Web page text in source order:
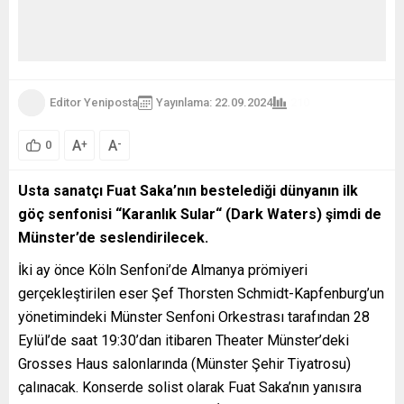
Editor Yeniposta Yayınlama: 22.09.2024
0 A+ A-
Usta sanatçı Fuat Saka’nın bestelediği dünyanın ilk
göç senfonisi “Karanlık Sular“ (Dark Waters) şimdi de
Münster’de seslendirilecek.
İki ay önce Köln Senfoni’de Almanya prömiyeri
gerçekleştirilen eser Şef Thorsten Schmidt-Kapfenburg’un
yönetimindeki Münster Senfoni Orkestrası tarafından 28
Eylül’de saat 19:30’dan itibaren Theater Münster’deki
Grosses Haus salonlarında (Münster Şehir Tiyatrosu)
çalınacak. Konserde solist olarak Fuat Saka’nın yanısıra